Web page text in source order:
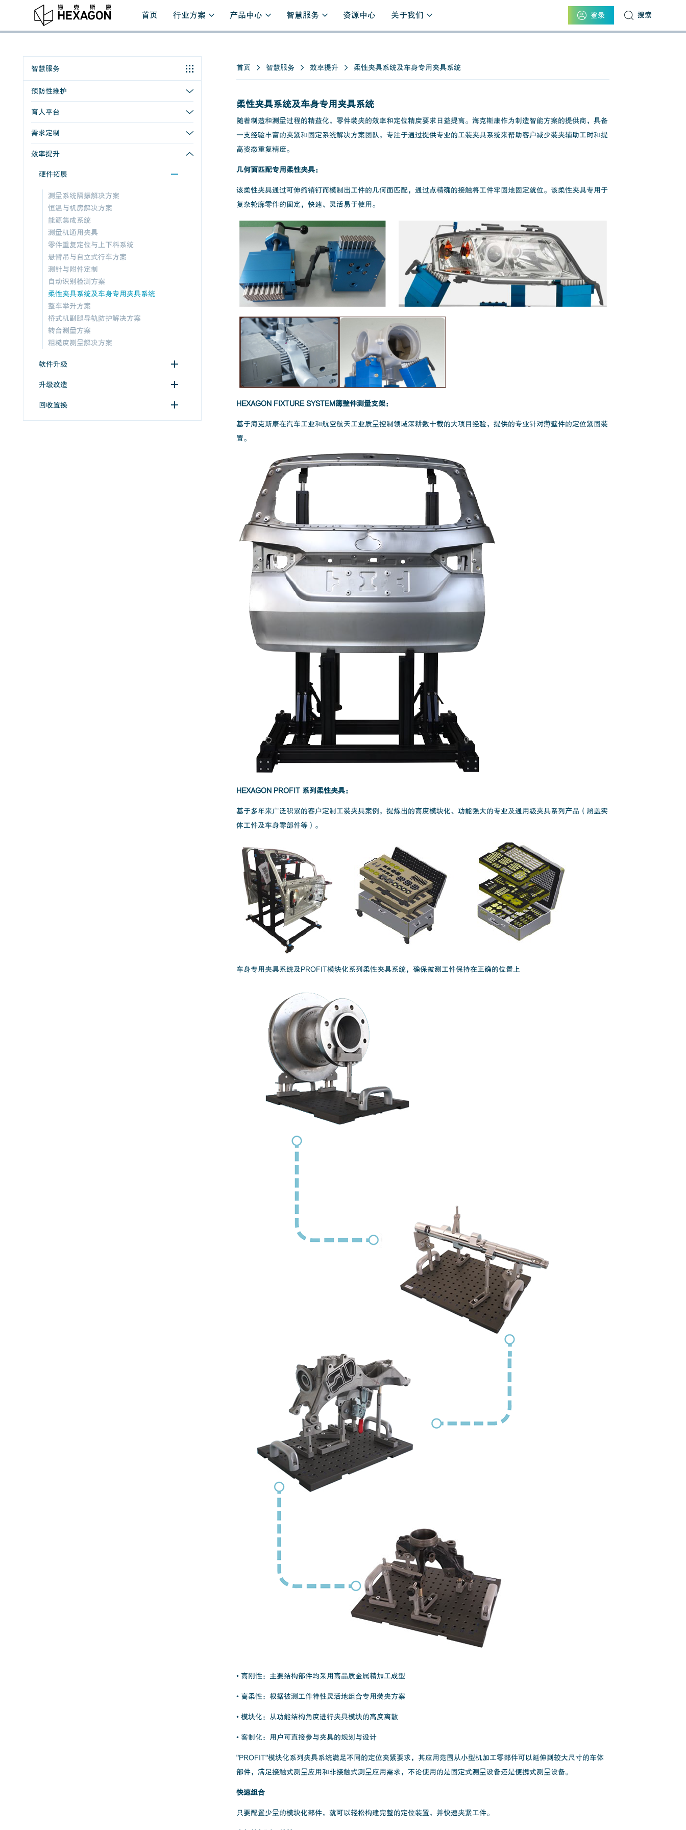
首页 行业方案 产品中心 智慧服务 资源中心 关于我们 登录 搜索
智慧服务
预防性维护
育人平台
需求定制
效率提升
硬件拓展
测量系统隔振解决方案
恒温与机房解决方案
能源集成系统
测量机通用夹具
零件重复定位与上下料系统
悬臂吊与自立式行车方案
测针与附件定制
自动识别检测方案
柔性夹具系统及车身专用夹具系统
整车举升方案
桥式机副腿导轨防护解决方案
转台测量方案
粗糙度测量解决方案
软件升级
升级改造
回收置换
首页 智慧服务 效率提升 柔性夹具系统及车身专用夹具系统
柔性夹具系统及车身专用夹具系统
随着制造和测量过程的精益化，零件装夹的效率和定位精度要求日益提高。海克斯康作为制造智能方案的提供商，具备
一支经验丰富的夹紧和固定系统解决方案团队，专注于通过提供专业的工装夹具系统来帮助客户减少装夹辅助工时和提
高姿态重复精度。
几何面匹配专用柔性夹具：
该柔性夹具通过可伸缩销钉而模制出工件的几何面匹配，通过点精确的接触将工件牢固地固定就位。该柔性夹具专用于
复杂轮廓零件的固定，快速、灵活易于使用。
HEXAGON FIXTURE SYSTEM薄壁件测量支架：
基于海克斯康在汽车工业和航空航天工业质量控制领域深耕数十载的大项目经验，提供的专业针对薄壁件的定位紧固装
置。
HEXAGON PROFIT 系列柔性夹具：
基于多年来广泛积累的客户定制工装夹具案例，提炼出的高度模块化、功能强大的专业及通用级夹具系列产品（涵盖实
体工件及车身零部件等）。
车身专用夹具系统及PROFIT模块化系列柔性夹具系统，确保被测工件保持在正确的位置上
• 高刚性：主要结构部件均采用高品质金属精加工成型
• 高柔性：根据被测工件特性灵活地组合专用装夹方案
• 模块化：从功能结构角度进行夹具模块的高度离散
• 客制化：用户可直接参与夹具的规划与设计
"PROFIT"模块化系列夹具系统满足不同的定位夹紧要求，其应用范围从小型机加工零部件可以延伸到较大尺寸的车体
部件，满足接触式测量应用和非接触式测量应用需求，不论使用的是固定式测量设备还是便携式测量设备。
快速组合
只要配置少量的模块化部件，就可以轻松构建完整的定位装置，并快速夹紧工件。